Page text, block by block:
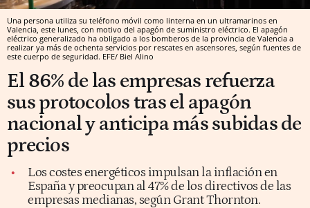
Una persona utiliza su teléfono móvil como linterna en un ultramarinos en
Valencia, este lunes, con motivo del apagón de suministro eléctrico. El apagón
eléctrico generalizado ha obligado a los bomberos de la provincia de Valencia a
realizar ya más de ochenta servicios por rescates en ascensores, según fuentes de
este cuerpo de seguridad. EFE/ Biel Alino
El 86% de las empresas refuerza
sus protocolos tras el apagón
nacional y anticipa más subidas de
precios
Los costes energéticos impulsan la inflación en
España y preocupan al 47% de los directivos de las
empresas medianas, según Grant Thornton.